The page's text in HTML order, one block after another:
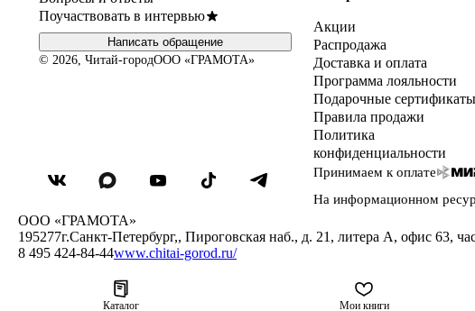
Каталог Мои книги
Поучаствовать в интервью
Написать обращение
© 2026, Читай-городООО «ГРАМОТА»
Акции
Распродажа
Доставка и оплата
Программа лояльности
Подарочные сертификаты
Правила продажи
Политика
конфиденциальности
Принимаем к оплате
На информационном
ООО «ГРАМОТА»
195277г.Санкт-Петербург,, Пироговская наб., д. 21, литера А, офис 63,
8 495 424-84-44www.chitai-gorod.ru/